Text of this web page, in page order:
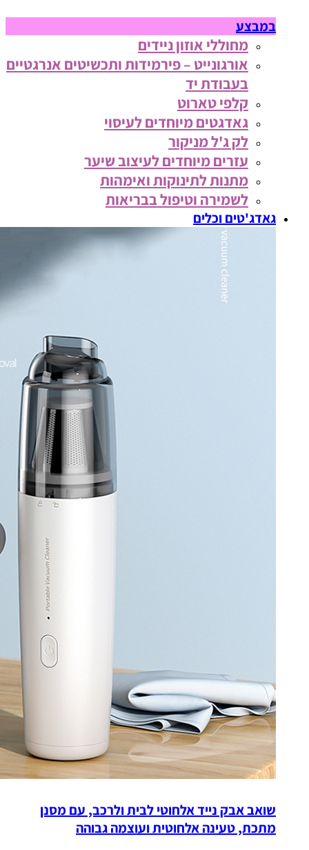
במבצע
מחוללי אוזון ניידים
אורגונייט – פירמידות ותכשיטים אנרגטיים
בעבודת יד
קלפי טארוט
גאדגטים מיוחדים לעיסוי
לק ג'ל מניקור
עזרים מיוחדים לעיצוב שיער
מתנות לתינוקות ואימהות
לשמירה וטיפול בבריאות
גאדג'טים וכלים
שואב אבק נייד אלחוטי לבית ולרכב, עם מסנן
מתכת, טעינה אלחוטית ועוצמה גבוהה